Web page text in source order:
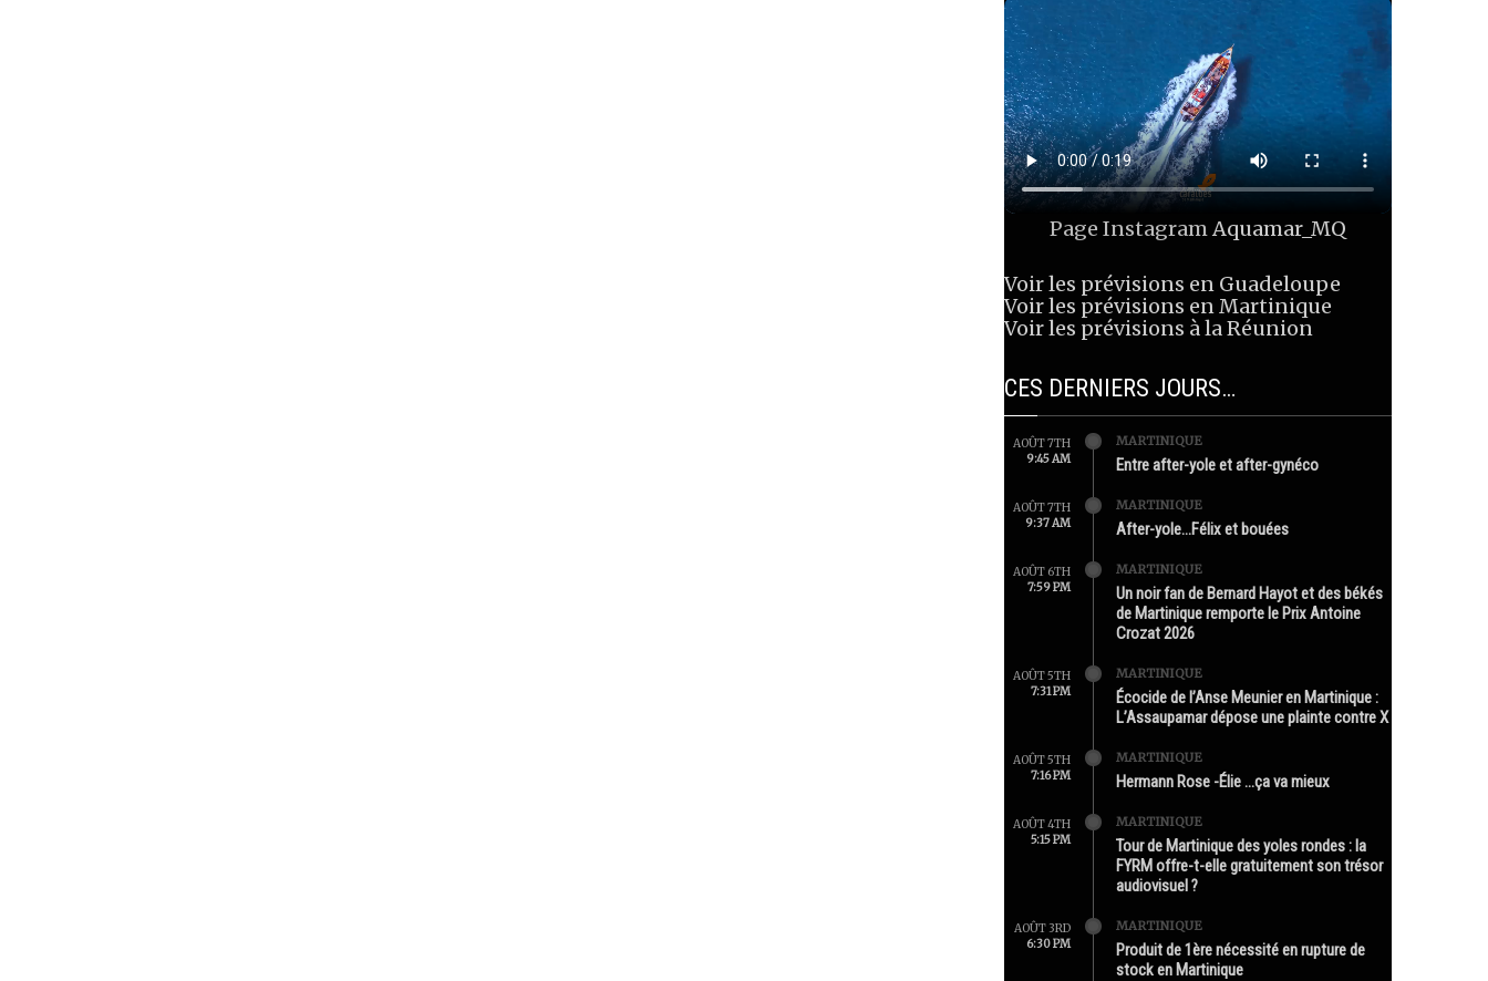
Page InstagramAquamar_MQ
Voir les prévisions en Guadeloupe
Voir les prévisions en Martinique
Voir les prévisions à la Réunion
CES DERNIERS JOURS…
AOÛT 7TH
9:45 AM
MARTINIQUE
Entre after-yole et after-gynéco
AOÛT 7TH
9:37 AM
MARTINIQUE
After-yole…Félix et bouées
AOÛT 6TH
7:59 PM
MARTINIQUE
Un noir fan de Bernard Hayot et des békés
de Martinique remporte le Prix Antoine
Crozat 2026
AOÛT 5TH
7:31 PM
MARTINIQUE
Écocide de l’Anse Meunier en Martinique :
L’Assaupamar dépose une plainte contre X
AOÛT 5TH
7:16 PM
MARTINIQUE
Hermann Rose -Élie …ça va mieux
AOÛT 4TH
5:15 PM
MARTINIQUE
Tour de Martinique des yoles rondes : la
FYRM offre-t-elle gratuitement son trésor
audiovisuel ?
AOÛT 3RD
6:30 PM
MARTINIQUE
Produit de 1ère nécessité en rupture de
stock en Martinique